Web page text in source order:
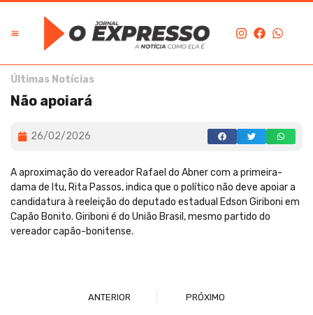
Últimas Notícias
Não apoiará
26/02/2026
A aproximação do vereador Rafael do Abner com a primeira-
dama de Itu, Rita Passos, indica que o político não deve apoiar a
candidatura à reeleição do deputado estadual Edson Giriboni em
Capão Bonito. Giriboni é do União Brasil, mesmo partido do
vereador capão-bonitense.
ANTERIOR PRÓXIMO